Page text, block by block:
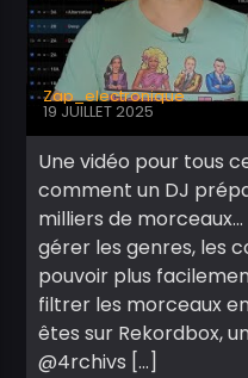
Zap_electronique
19 JUILLET 2025
Une vidéo pour tous
comment un DJ
milliers de
gérer les genres, les
pouvoir plus
filtrer les morceaux
êtes sur Rekordbox,
@4rchivs […]